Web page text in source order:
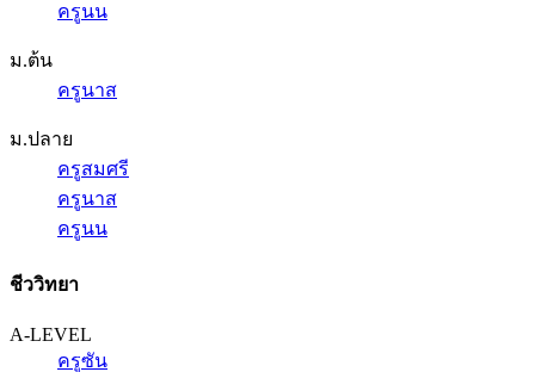
ครูนน
ม.ต้น
ครูนาส
ม.ปลาย
ครูสมศรี
ครูนาส
ครูนน
ชีววิทยา
A-LEVEL
ครูซัน